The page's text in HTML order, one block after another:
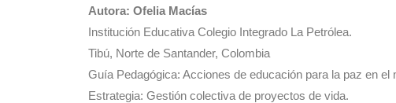
Autora: Ofelia Macías
Institución Educativa Colegio Integrado La Petrólea.
Tibú, Norte de Santander, Colombia
Guía Pedagógica: Acciones de educación para la paz en el
Estrategia: Gestión colectiva de proyectos de vida.